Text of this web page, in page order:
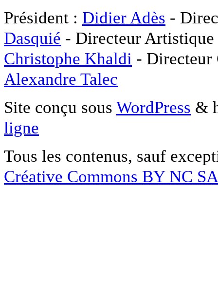
Président : Didier Adès -
Dasquié - Directeur
Christophe Khaldi -
Alexandre Talec
Site conçu sous WordPress &
ligne
Tous les contenus, sauf
Créative Commons BY NC SA